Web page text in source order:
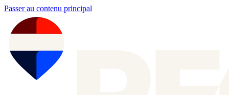
Passer au contenu principal